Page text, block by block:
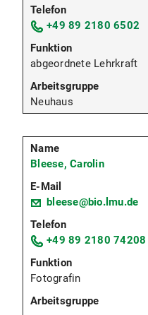
+49 89 2180 6502
abgeordnete Lehrkraft
Neuhaus
Bleese, Carolin
bleese@bio.lmu.de
+49 89 2180 74208
Fotografin